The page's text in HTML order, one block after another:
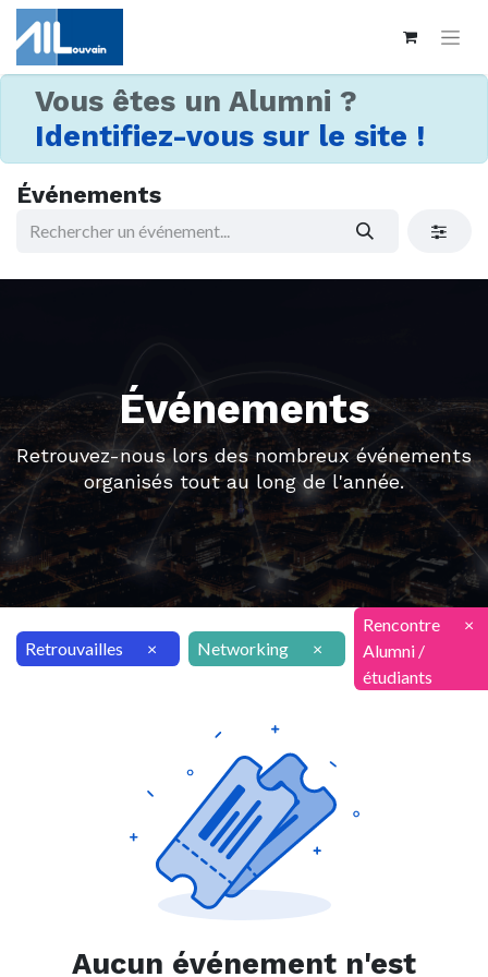
Vous êtes un Alumni ?
Identifiez-vous sur le site !
Événements
Événements
Retrouvez-nous lors des nombreux événements
organisés tout au long de l'année.
Retrouvailles × Networking ×
Rencontre
Alumni /
étudiants
×
Aucun événement n'est